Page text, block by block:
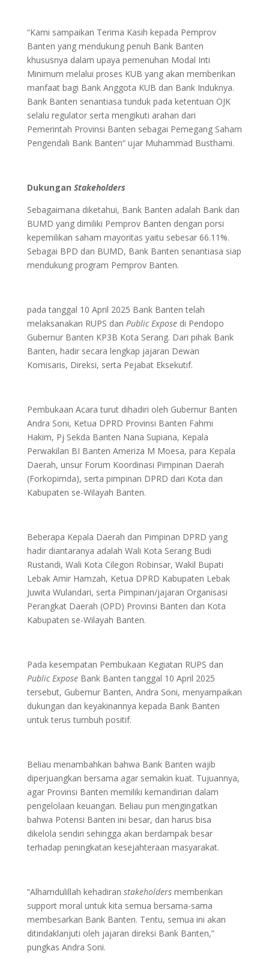
“Kami sampaikan Terima Kasih kepada Pemprov
Banten yang mendukung penuh Bank Banten
khususnya dalam upaya pemenuhan Modal Inti
Minimum melalui proses KUB yang akan memberikan
manfaat bagi Bank Anggota KUB dan Bank Induknya.
Bank Banten senantiasa tunduk pada ketentuan OJK
selalu regulator serta mengikuti arahan dari
Pemerintah Provinsi Banten sebagai Pemegang Saham
Pengendali Bank Banten“ ujar Muhammad Busthami.
Dukungan Stakeholders
Sebagaimana diketahui, Bank Banten adalah Bank dan
BUMD yang dimiliki Pemprov Banten dengan porsi
kepemilikan saham mayoritas yaitu sebesar 66.11%.
Sebagai BPD dan BUMD, Bank Banten senantiasa siap
mendukung program Pemprov Banten.
pada tanggal 10 April 2025 Bank Banten telah
melaksanakan RUPS dan Public Expose di Pendopo
Gubernur Banten KP3B Kota Serang. Dari pihak Bank
Banten, hadir secara lengkap jajaran Dewan
Komisaris, Direksi, serta Pejabat Eksekutif.
Pembukaan Acara turut dihadiri oleh Gubernur Banten
Andra Soni, Ketua DPRD Provinsi Banten Fahmi
Hakim, Pj Sekda Banten Nana Supiana, Kepala
Perwakilan BI Banten Ameriza M Moesa, para Kepala
Daerah, unsur Forum Koordinasi Pimpinan Daerah
(Forkopimda), serta pimpinan DPRD dari Kota dan
Kabupaten se-Wilayah Banten.
Beberapa Kepala Daerah dan Pimpinan DPRD yang
hadir diantaranya adalah Wali Kota Serang Budi
Rustandi, Wali Kota Cilegon Robinsar, Wakil Bupati
Lebak Amir Hamzah, Ketua DPRD Kabupaten Lebak
Juwita Wulandari, serta Pimpinan/jajaran Organisasi
Perangkat Daerah (OPD) Provinsi Banten dan Kota
Kabupaten se-Wilayah Banten.
Pada kesempatan Pembukaan Kegiatan RUPS dan
Public ExposeBank Banten tanggal 10 April 2025
tersebut, Gubernur Banten, Andra Soni, menyampaikan
dukungan dan keyakinannya kepada Bank Banten
untuk terus tumbuh positif.
Beliau menambahkan bahwa Bank Banten wajib
diperjuangkan bersama agar semakin kuat. Tujuannya,
agar Provinsi Banten memiliki kemandirian dalam
pengelolaan keuangan. Beliau pun mengingatkan
bahwa Potensi Banten ini besar, dan harus bisa
dikelola sendiri sehingga akan berdampak besar
terhadap peningkatan kesejahteraan masyarakat.
“Alhamdulillah kehadiran stakeholdersmemberikan
support moral untuk kita semua bersama-sama
membesarkan Bank Banten. Tentu, semua ini akan
ditindaklanjuti oleh jajaran direksi Bank Banten,”
pungkas Andra Soni.